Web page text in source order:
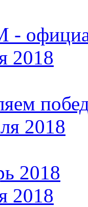
-
2018
2018
2018
2018